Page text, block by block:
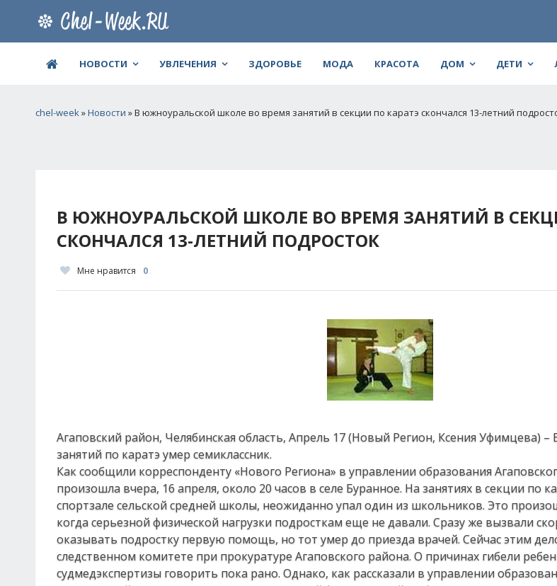
НОВОСТИ УВЛЕЧЕНИЯ ЗДОРОВЬЕ МОДА КРАСОТА ДОМ ДЕТИ
chel-week»Новости » В южноуральской школе во время занятий в секции по каратэ скончался 13-летний
В ЮЖНОУРАЛЬСКОЙ ШКОЛЕ ВО ВРЕМЯ ЗАНЯТИЙ В
СКОНЧАЛСЯ 13-ЛЕТНИЙ ПОДРОСТОК
Мне нравится 0
Агаповский район, Челябинская область, Апрель 17 (Новый Регион, Ксения Уфимцева)
занятий по каратэ умер семиклассник.
Как сообщили корреспонденту «Нового Региона» в управлении образования
произошла вчера, 16 апреля, около 20 часов в селе Буранное. На занятиях в секции по
спортзале сельской средней школы, неожиданно упал один из школьников. Это
когда серьезной физической нагрузки подросткам еще не давали. Сразу же вызвали
оказывать подростку первую помощь, но тот умер до приезда врачей. Сейчас этим
следственном комитете при прокуратуре Агаповского района. О причинах гибели
судмедэкспертизы говорить пока рано. Однако, как рассказали в управлении